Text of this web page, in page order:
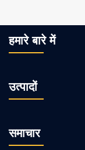
हमारे बारे में
उत्पादों
समाचार